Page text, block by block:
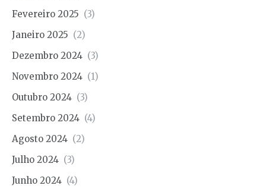
Fevereiro 2025 (3)
Janeiro 2025 (2)
Dezembro 2024 (3)
Novembro 2024 (1)
Outubro 2024 (3)
Setembro 2024 (4)
Agosto 2024 (2)
Julho 2024 (3)
Junho 2024 (4)